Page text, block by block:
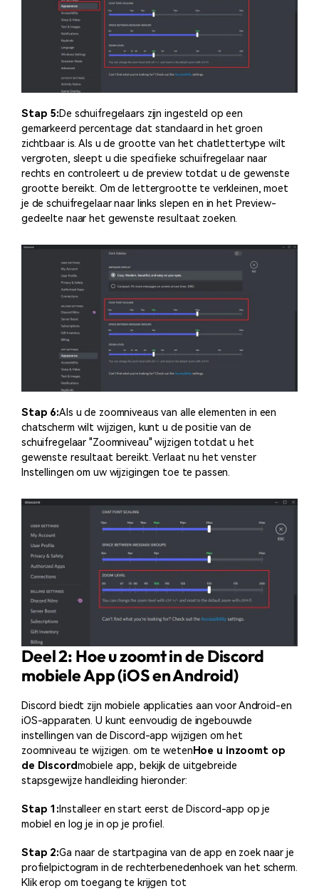
Stap 5:De schuifregelaars zijn ingesteld op een
gemarkeerd percentage dat standaard in het groen
zichtbaar is. Als u de grootte van het chatlettertype wilt
vergroten, sleept u die specifieke schuifregelaar naar
rechts en controleert u de preview totdat u de gewenste
grootte bereikt. Om de lettergrootte te verkleinen, moet
je de schuifregelaar naar links slepen en in het Preview-
gedeelte naar het gewenste resultaat zoeken.
Stap 6:Als u de zoomniveaus van alle elementen in een
chatscherm wilt wijzigen, kunt u de positie van de
schuifregelaar "Zoomniveau" wijzigen totdat u het
gewenste resultaat bereikt. Verlaat nu het venster
Instellingen om uw wijzigingen toe te passen.
Deel 2: Hoe u zoomt in de Discord
mobiele App (iOS en Android)
Discord biedt zijn mobiele applicaties aan voor Android-en
iOS-apparaten. U kunt eenvoudig de ingebouwde
instellingen van de Discord-app wijzigen om het
zoomniveau te wijzigen. om te weten Hoe u inzoomt op
de Discordmobiele app, bekijk de uitgebreide
stapsgewijze handleiding hieronder:
Stap 1: Installeer en start eerst de Discord-app op je
mobiel en log je in op je profiel.
Stap 2:Ga naar de startpagina van de app en zoek naar je
profielpictogram in de rechterbenedenhoek van het scherm.
Klik erop om toegang te krijgen tot